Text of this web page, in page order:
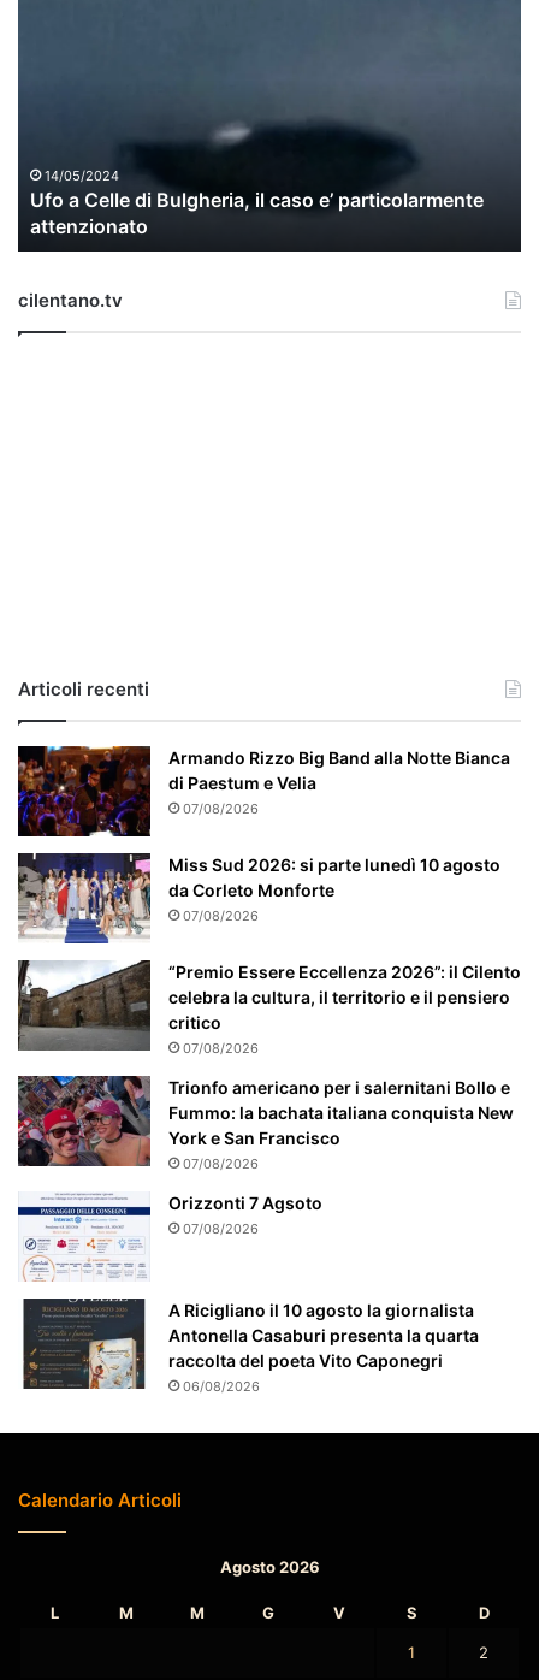
i
u
l
e
p
a
r
t
i
c
o
l
a
r
m
e
n
e
a
t
t
n
z
o
t
o
14/05/2024
Ufo a Celle di Bulgheria, il caso e’ particolarmente
attenzionato
cilentano.tv
Articoli recenti
Armando Rizzo Big Band alla Notte Bianca
di Paestum e Velia
07/08/2026
Miss Sud 2026: si parte lunedì 10 agosto
da Corleto Monforte
07/08/2026
“Premio Essere Eccellenza 2026”: il Cilento
celebra la cultura, il territorio e il pensiero
critico
07/08/2026
Trionfo americano per i salernitani Bollo e
Fummo: la bachata italiana conquista New
York e San Francisco
07/08/2026
Orizzonti 7 Agsoto
07/08/2026
A Ricigliano il 10 agosto la giornalista
Antonella Casaburi presenta la quarta
raccolta del poeta Vito Caponegri
06/08/2026
Calendario Articoli
Agosto 2026
L M M G V S D
1 2